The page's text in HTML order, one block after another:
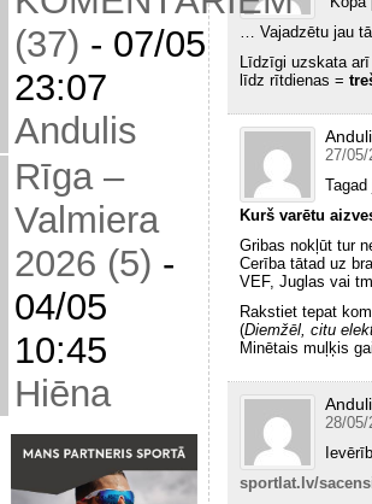
(37) - 07/05
23:07
Andulis
Rīga –
Valmiera
2026 (5) -
04/05
10:45
Hiēna
… Vajadzētu jau
Līdzīgi uzskata
līdz rītdienas =
27/05/
Kurš varētu
Gribas nokļūt tur
Cerība tātad uz
VEF, Juglas vai
Rakstiet tepat
(Diemžēl, citu
Minētais muļķis
28/05/
sportlat.lv/